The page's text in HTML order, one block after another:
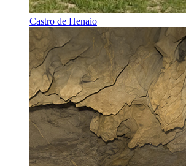
Castro de Henaio